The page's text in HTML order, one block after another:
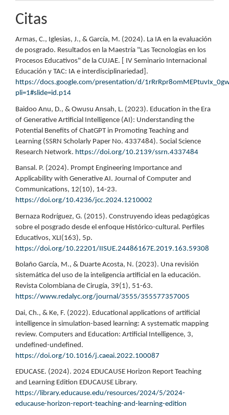
Citas
Armas, C., Iglesias, J., & García, M. (2024). La IA en la evaluación
de posgrado. Resultados en la Maestría "Las Tecnologías en los
Procesos Educativos" de la CUJAE. [ IV Seminario Internacional
Educación y TAC: IA e interdisciplinariedad].
https://docs.google.com/presentation/d/
pli=1#slide=id.p14
Baidoo Anu, D., & Owusu Ansah, L. (2023). Education in the Era
of Generative Artificial Intelligence (AI): Understanding the
Potential Benefits of ChatGPT in Promoting Teaching and
Learning (SSRN Scholarly Paper No. 4337484). Social Science
Research Network. https://doi.org/10.2139/ssrn.4337484
Bansal. P. (2024). Prompt Engineering Importance and
Applicability with Generative AI. Journal of Computer and
Communications, 12(10), 14-23.
https://doi.org/10.4236/jcc.2024.1210002
Bernaza Rodríguez, G. (2015). Construyendo ideas pedagógicas
sobre el posgrado desde el enfoque Histórico-cultural. Perfiles
Educativos, XLI(163), 5p.
https://doi.org/10.22201/IISUE.24486167E.2019.163.59308
Bolaño García, M., & Duarte Acosta, N. (2023). Una revisión
sistemática del uso de la inteligencia artificial en la educación.
Revista Colombiana de Cirugía, 39(1), 51-63.
https://www.redalyc.org/journal/3555/355577357005
Dai, Ch., & Ke, F. (2022). Educational applications of artificial
intelligence in simulation-based learning: A systematic mapping
review. Computers and Education: Artificial Intelligence, 3,
undefined-undefined.
https://doi.org/10.1016/j.caeai.2022.100087
EDUCASE. (2024). 2024 EDUCAUSE Horizon Report Teaching
and Learning Edition EDUCAUSE Library.
https://library.educause.edu/resources/2024/5/2024-
educause-horizon-report-teaching-and-learning-edition